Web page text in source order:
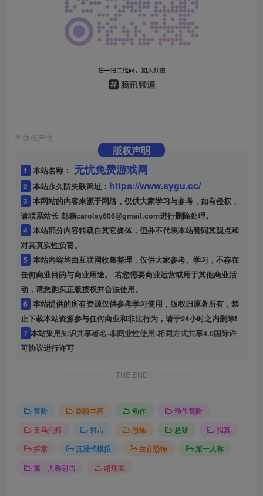
© 版权声明
版权声明
1 本站名称： 无忧免费游戏网
2 本站永久防失联网址： https://www.sygu.cc/
3 本网站的内容来源于网络，仅供大家学习与参考，如有侵权，
请联系站长 邮箱carolsy606@gmail.com进行删除处理。
4 本站部分内容转载自其它媒体，但并不代表本站赞同其观点和
对其真实性负责。
5
任何商业目的与商业用途。 若您需要商业运营或用于其他商业活
动，请您购买正版授权并合法使用。
6 本站提供的所有资源仅供参考学习使用，版权归原著所有，禁
止下载本站资源参与任何商业和非法行为，请于24小时之内删除!
7 本站采用知识共享署名-非商业性使用-相同方式共享4.0国际许
可协议进行许可
THE END
冒险 剧情丰富 动作
动作冒险
反乌托邦
射击 恐怖 悬疑
拟真
探索
沉浸式模拟 生存恐怖
第一人称
第一人称射击
超现实